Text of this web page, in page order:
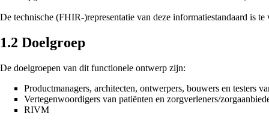
De technische (FHIR-)representatie van deze informatiestandaard is
1.2 Doelgroep
De doelgroepen van dit functionele ontwerp zijn:
Productmanagers, architecten, ontwerpers, bouwers en testers
Vertegenwoordigers van patiënten en zorgverleners/
RIVM